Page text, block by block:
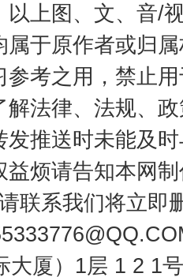
以上图、文、音/
属于原作者或归
参考之用，禁止
解法律、法规、
发推送时未能及
益烦请告知本网
联系我们将立即
大厦）1层 1 2 1
超标问题” 法